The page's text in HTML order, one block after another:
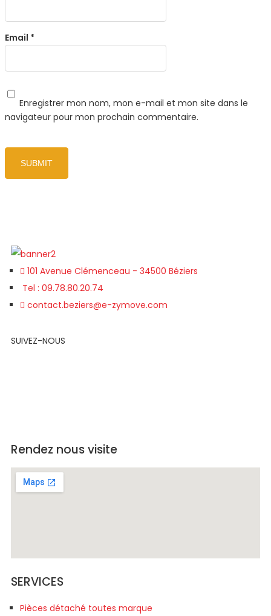
Email *
Enregistrer mon nom, mon e-mail et mon site dans le
navigateur pour mon prochain commentaire.
SERVICES
Pièces détaché toutes marque
Rendez nous visite
101 Avenue Clémenceau - 34500 Béziers
Tel : 09.78.80.20.74
contact.beziers@e-zymove.com
SUIVEZ-NOUS